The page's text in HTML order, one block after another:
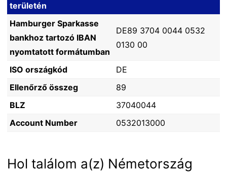
területén
Hamburger Sparkasse
bankhoz tartozó IBAN
nyomtatott formátumban
DE89 3704 0044 0532
0130 00
ISO országkód
DE
Ellenőrző összeg
89
BLZ
37040044
Account Number
0532013000
Hol találom a(z) Németország